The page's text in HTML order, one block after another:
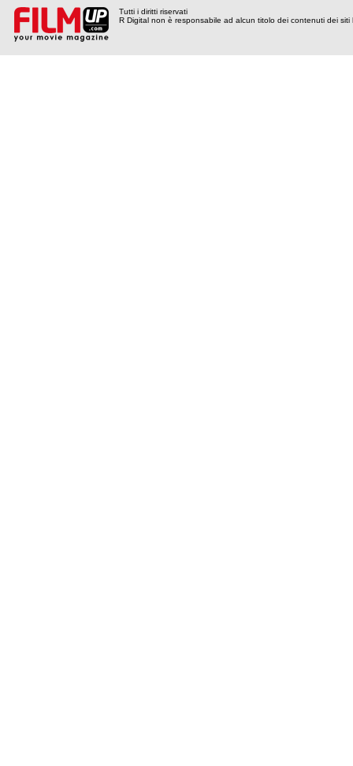
Tutti i diritti riservati
R Digital non è responsabile ad alcun titolo dei contenuti dei siti